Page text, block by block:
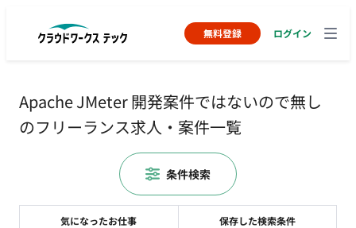
無料登録 ログイン
Apache JMeter 開発案件ではないので無し
のフリーランス求人・案件一覧
気になったお仕事 保存した検索条件
条件検索